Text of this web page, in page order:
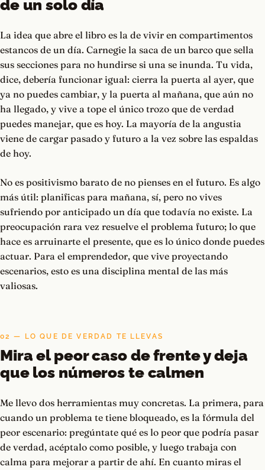
de un solo día
La idea que abre el libro es la de vivir en compartimentos
estancos de un día. Carnegie la saca de un barco que sella
sus secciones para no hundirse si una se inunda. Tu vida,
dice, debería funcionar igual: cierra la puerta al ayer, que
ya no puedes cambiar, y la puerta al mañana, que aún no
ha llegado, y vive a tope el único trozo que de verdad
puedes manejar, que es hoy. La mayoría de la angustia
viene de cargar pasado y futuro a la vez sobre las espaldas
de hoy.
No es positivismo barato de no pienses en el futuro. Es algo
más útil: planificas para mañana, sí, pero no vives
sufriendo por anticipado un día que todavía no existe. La
preocupación rara vez resuelve el problema futuro; lo que
hace es arruinarte el presente, que es lo único donde puedes
actuar. Para el emprendedor, que vive proyectando
escenarios, esto es una disciplina mental de las más
valiosas.
02 — LO QUE DE VERDAD TE LLEVAS
Mira el peor caso de frente y deja
que los números te calmen
Me llevo dos herramientas muy concretas. La primera, para
cuando un problema te tiene bloqueado, es la fórmula del
peor escenario: pregúntate qué es lo peor que podría pasar
de verdad, acéptalo como posible, y luego trabaja con
calma para mejorar a partir de ahí. En cuanto miras el